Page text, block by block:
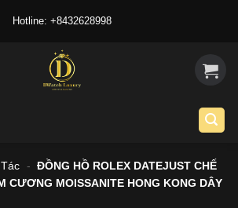
Hotline: +8432628998
- ĐỒNG HỒ ROLEX DATEJUST CHẾ
CƯƠNG MOISSANITE HONG KONG DÂY